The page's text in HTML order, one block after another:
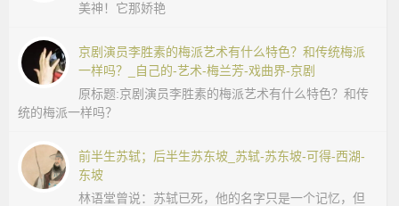
美神！它那娇艳
京剧演员李胜素的梅派艺术有什么特色？和传统梅派
一样吗？_自己的-艺术-梅兰芳-戏曲界-京剧
原标题:京剧演员李胜素的梅派艺术有什么特色？和传
统的梅派一样吗？
前半生苏轼；后半生苏东坡_苏轼-苏东坡-可得-西湖-
东坡
林语堂曾说：苏轼已死，他的名字只是一个记忆，但